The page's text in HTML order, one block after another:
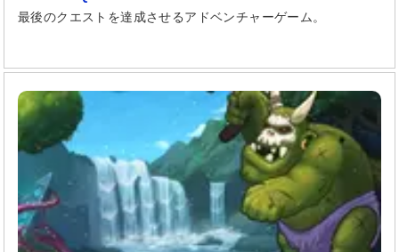
最後のクエストを達成させるアドベンチャーゲーム。